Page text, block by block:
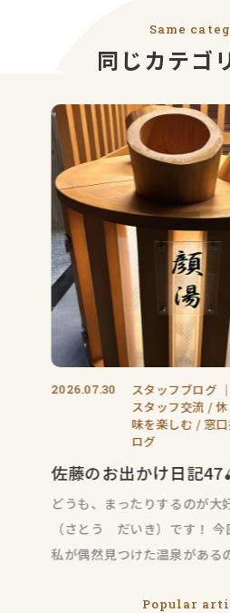
Same
同じカテゴ
2026.07.30 スタッフブログ｜
スタッフ交流
味を楽しむ
窓
ログ
佐藤のお出かけ日記
どうも、まったりするのが
（さとう だいき）です！
私が偶然見つけた温泉があ
Popular